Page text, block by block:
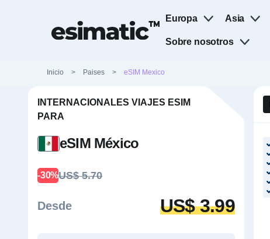
Europa Asia
Sobre nosotros
Inicio > Paises > eSIM Mexico
INTERNACIONALES VIAJES ESIM
PARA
eSIM México
-30%US$ 5.70
Desde US$ 3.99